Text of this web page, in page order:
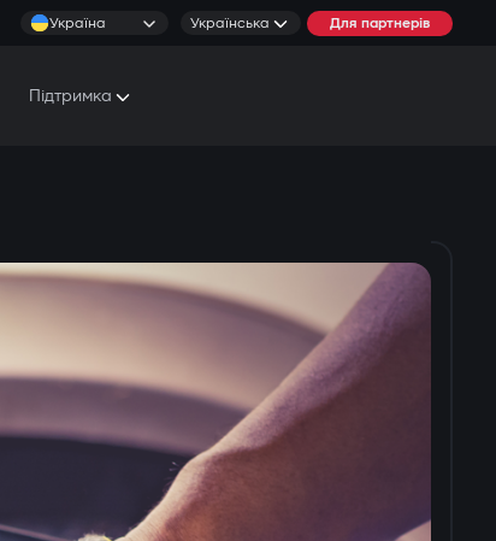
Україна Українська Для партнерів
Підтримка